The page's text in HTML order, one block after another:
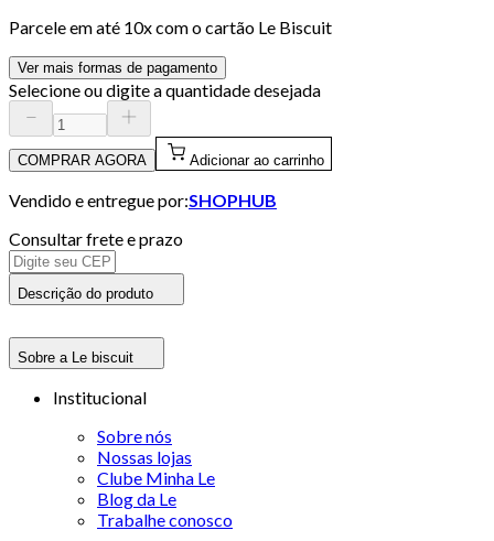
Parcele em até 10x com o cartão Le Biscuit
Ver mais formas de pagamento
Selecione ou digite a quantidade desejada
COMPRAR AGORA Adicionar ao carrinho
Vendido e entregue por:SHOPHUB
Consultar frete e prazo
Descrição do produto
Sobre a Le biscuit
Institucional
Sobre nós
Nossas lojas
Clube Minha Le
Blog da Le
Trabalhe conosco